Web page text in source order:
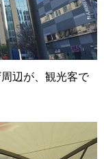
辺が、観光客で